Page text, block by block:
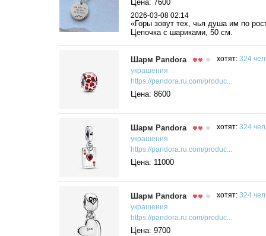
Цена: 7600
2026-03-08 02:14
«Горы зовут тех, чья душа им по
Цепочка с шариками, 50 см.
Шарм Pandora хотят: 324
украшения
https://pandora.ru.com/produc...
Цена: 8600
Шарм Pandora хотят: 324
украшения
https://pandora.ru.com/produc...
Цена: 11000
Шарм Pandora хотят: 324
украшения
https://pandora.ru.com/produc...
Цена: 9700